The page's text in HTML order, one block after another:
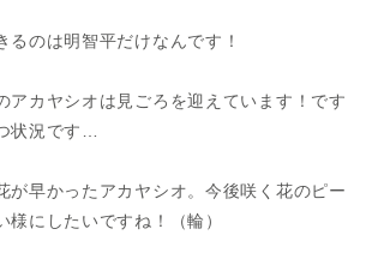
るのは明智平だけなんです！
アカヤシオは見ごろを迎えています！です
状況です…
が早かったアカヤシオ。今後咲く花のピー
様にしたいですね！（輪）